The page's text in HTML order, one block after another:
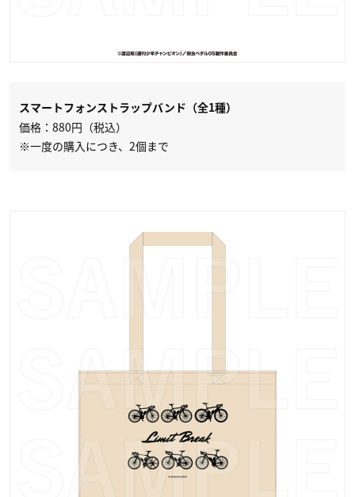
スマートフォンストラップバンド（全1種）
価格：880円（税込）
※一度の購入につき、2個まで